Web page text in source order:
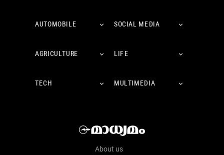
AUTOMOBILE SOCIAL MEDIA
AGRICULTURE LIFE
TECH MULTIMEDIA
About us